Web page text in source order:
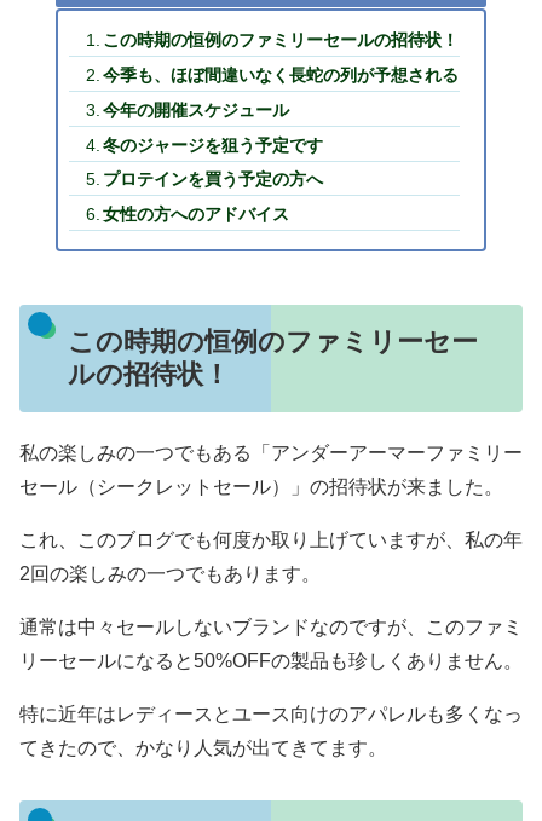
この時期の恒例のファミリーセールの招待状！
今季も、ほぼ間違いなく長蛇の列が予想される
今年の開催スケジュール
冬のジャージを狙う予定です
プロテインを買う予定の方へ
女性の方へのアドバイス
この時期の恒例のファミリーセー
ルの招待状！
私の楽しみの一つでもある「アンダーアーマーファミリー
セール（シークレットセール）」の招待状が来ました。
これ、このブログでも何度か取り上げていますが、私の年
2回の楽しみの一つでもあります。
通常は中々セールしないブランドなのですが、このファミ
リーセールになると50%OFFの製品も珍しくありません。
特に近年はレディースとユース向けのアパレルも多くなっ
てきたので、かなり人気が出てきてます。